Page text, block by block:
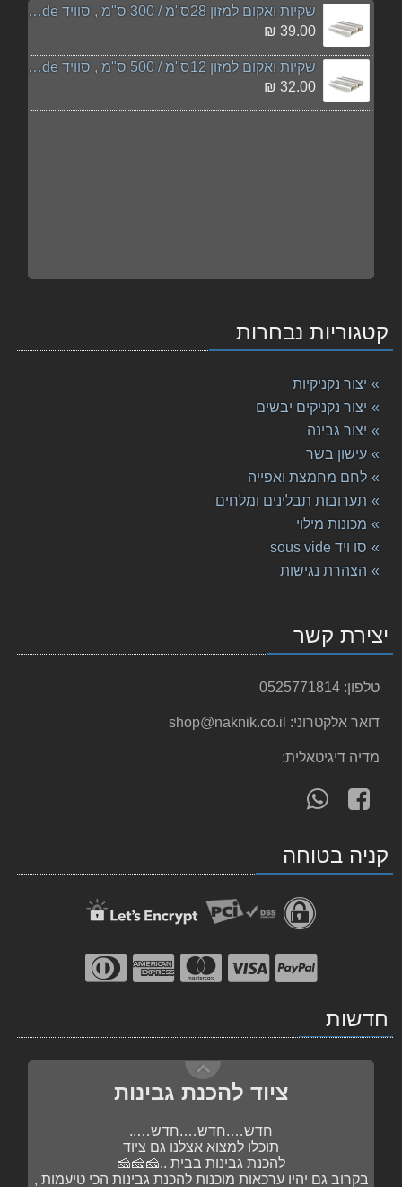
שקיות ואקום למזון 28ס"מ / 300 ס"מ , סוויד sousvide
39.00 ₪
שקיות ואקום למזון 12ס"מ / 500 ס"מ , סוויד sousvide
32.00 ₪
קטגוריות נבחרות
יצור נקניקיות
יצור נקניקים יבשים
יצור גבינה
עישון בשר
לחם מחמצת ואפייה
תערובות תבלינים ומלחים
מכונות מילוי
סו ויד sous vide
הצהרת נגישות
יצירת קשר
טלפון: 0525771814
דואר אלקטרוני: shop@naknik.co.il
מדיה דיגיטאלית:
עקוב
אחרינו
facebook
WhatsAppקניה בטוחה
חדשות
פשוט מוסיפים את השקית לתערובת הבשר……
ציוד להכנת גבינות
בקרוב גם יהיו ערכאות מוכנות להכנת גבינות הכי טיעמות ,
כי אין כמו להכין בבית ….
תבלינים ותערובות